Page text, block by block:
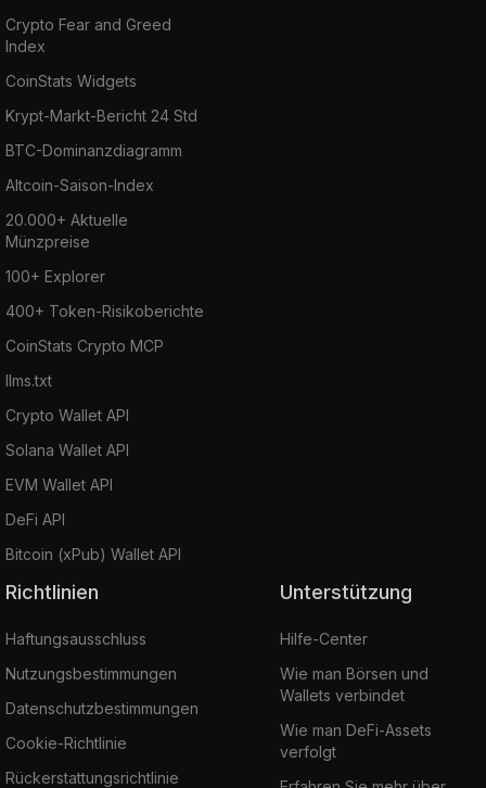
Crypto Fear and Greed
Index
CoinStats Widgets
Krypt-Markt-Bericht 24 Std
BTC-Dominanzdiagramm
Altcoin-Saison-Index
20.000+ Aktuelle
Münzpreise
100+ Explorer
400+ Token-Risikoberichte
CoinStats Crypto MCP
llms.txt
Crypto Wallet API
Solana Wallet API
EVM Wallet API
DeFi API
Bitcoin (xPub) Wallet API
Richtlinien
Haftungsausschluss
Nutzungsbestimmungen
Datenschutzbestimmungen
Cookie-Richtlinie
Rückerstattungsrichtlinie
Unterstützung
Hilfe-Center
Wie man Börsen und
Wallets verbindet
Wie man DeFi-Assets
verfolgt